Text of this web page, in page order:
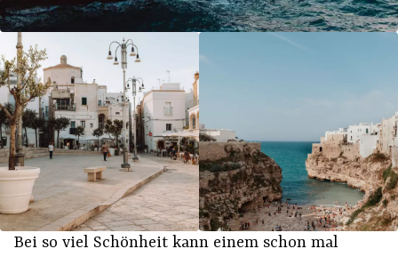
Bei so viel Schönheit kann einem schon mal